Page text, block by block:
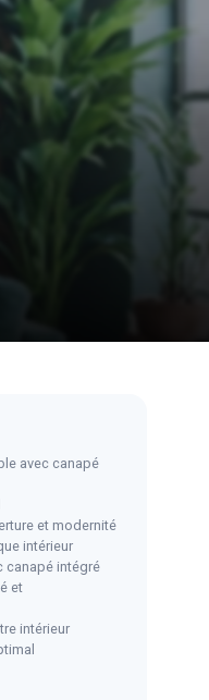
avec canapé
et modernité
intérieur
canapé intégré
et
intérieur